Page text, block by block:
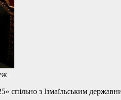
спільно з Ізмаїльським